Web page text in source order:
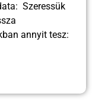
Szeressük
annyit tesz: